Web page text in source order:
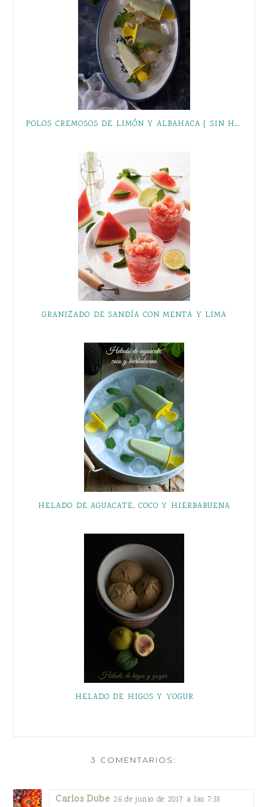
POLOS CREMOSOS DE LIMÓN Y ALBAHACA { SIN HELADERA }
GRANIZADO DE SANDÍA CON MENTA Y LIMA
HELADO DE AGUACATE, COCO Y HIERBABUENA
HELADO DE HIGOS Y YOGUR
3 COMENTARIOS:
Carlos Dube 26 de junio de 2017 a las 7:33